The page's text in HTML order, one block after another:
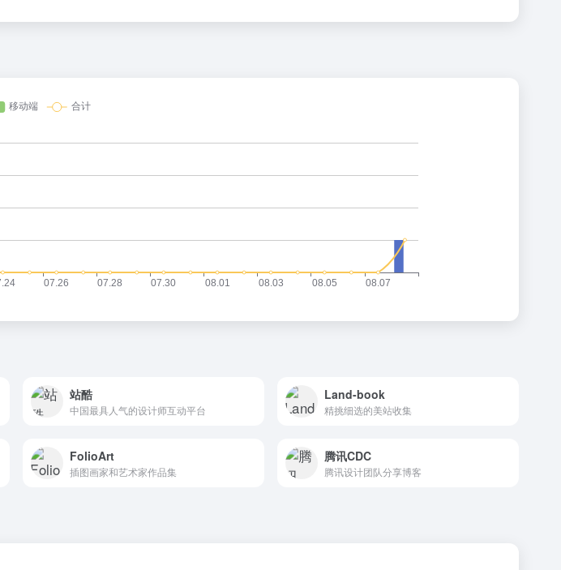
站酷
中国最具人气的设计师互动平台
Land-book
精挑细选的美站收集
FolioArt
插图画家和艺术家作品集
腾讯CDC
腾讯设计团队分享博客